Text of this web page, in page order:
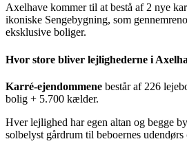
Axelhave kommer til at bestå af 2 nye
ikoniske Sengebygning, som
eksklusive boliger.
Hvor store bliver lejlighederne i
Karré-ejendommene består af 226
bolig + 5.700 kælder.
Hver lejlighed har egen altan og begge
solbelyst gårdrum til beboernes udendørs